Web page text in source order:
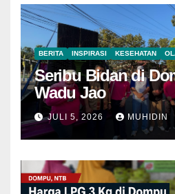
BERITA INSPIRASI KESEHATAN
Seribu Bidan di
Wadu Jao
JULI 5, 2026 MUHIDIN